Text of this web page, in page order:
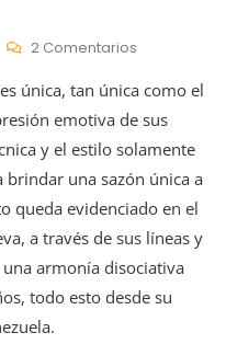
2 Comentarios
Primera
Y
Análisis
De
Su
Obra
única, tan única como el
emotiva de sus
y el estilo solamente
brindar una sazón única a
queda evidenciado en el
a través de sus líneas y
armonía disociativa
todo esto desde su